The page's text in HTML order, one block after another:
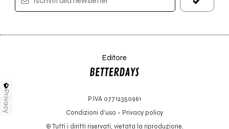
Editore
P.IVA 07712350961
Condizioni d'uso - Privacy policy
© Tutti i diritti riservati, vietata la riproduzione.
Privacy